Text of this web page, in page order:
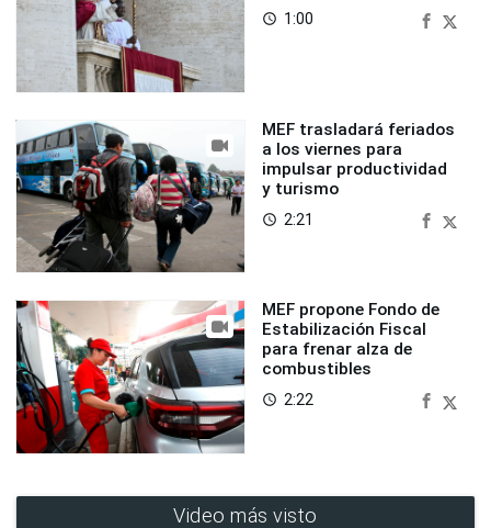
access_time 1:00
MEF trasladará feriados
a los viernes para
impulsar productividad
y turismo
access_time 2:21
MEF propone Fondo de
Estabilización Fiscal
para frenar alza de
combustibles
access_time 2:22
Video más visto